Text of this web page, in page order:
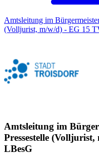
Amtsleitung im
(Volljurist, m/w/d) - EG 15
Amtsleitung im
Pressestelle
LBesG